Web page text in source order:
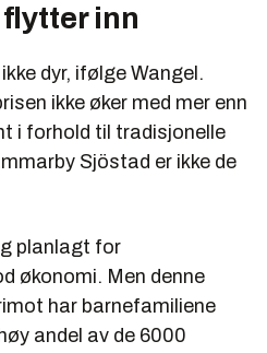
inn
dyr, ifølge Wangel.
ikke øker med mer enn
i forhold til tradisjonelle
Sjöstad er ikke de
planlagt for
økonomi. Men denne
har barnefamiliene
andel av de 6000